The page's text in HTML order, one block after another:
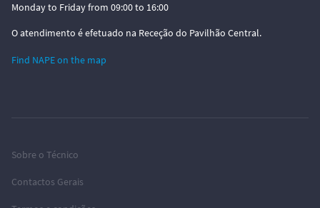
Monday to Friday from 09:00 to 16:00
O atendimento é efetuado na Receção do Pavilhão Central.
Find NAPE on the map
Sobre o Técnico
Contactos Gerais